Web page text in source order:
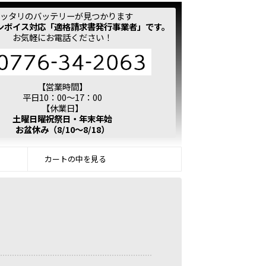
タリのバッテリーが見つかります
イス対応「適格請求書発行事業者」です。
お気軽にお電話ください！
【営業時間】
平日10：00～17：00
【休業日】
土曜日曜祝祭日・年末年始
お盆休み（8/10～8/18）
カートの中を見る